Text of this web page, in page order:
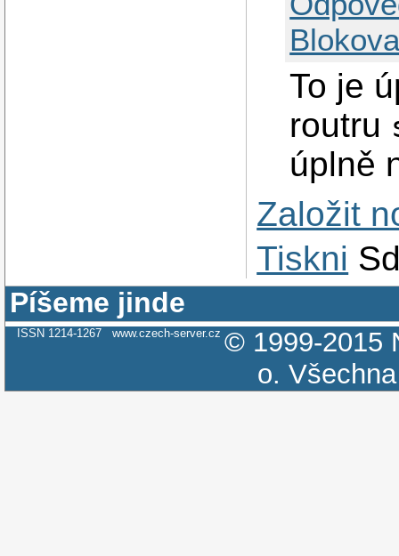
To je
routru
úplně
Založit
Tiskni
Píšeme jinde
ISSN 1214-1267 www.czech-server.cz © 1999-2015
o.